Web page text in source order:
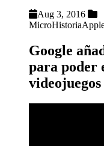
Aug 3, 2016
MicroHistoria
Google
para poder
videojuegos